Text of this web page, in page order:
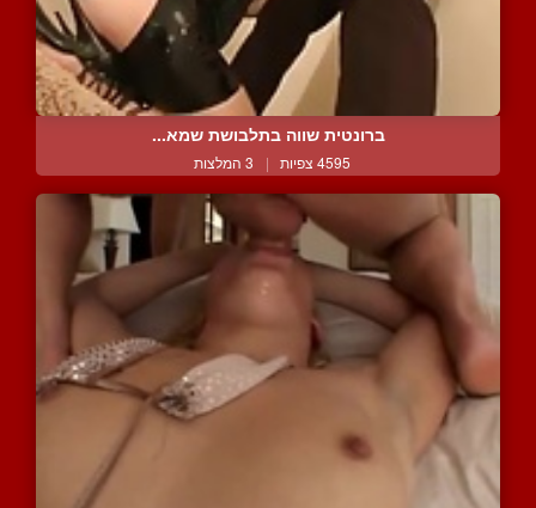
ברונטית שווה בתלבושת שמא...
4595 צפיות | 3 המלצות